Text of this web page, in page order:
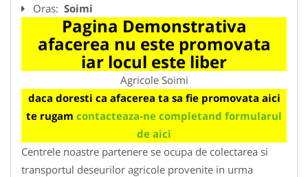
Oras: Soimi
Pagina Demonstrativa
afacerea nu este promovata
iar locul este liber
Agricole Soimi
daca doresti ca afacerea ta sa fie promovata aici
te rugam contacteaza-ne completand formularul
de aici
Centrele noastre partenere se ocupa de colectarea si
transportul deseurilor agricole provenite in urma